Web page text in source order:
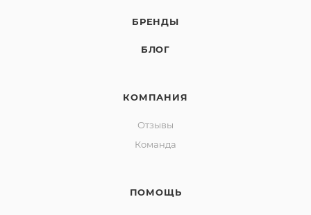
БРЕНДЫ
БЛОГ
КОМПАНИЯ
Отзывы
Команда
ПОМОЩЬ